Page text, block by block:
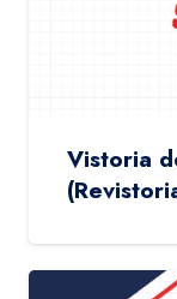
Vistoria